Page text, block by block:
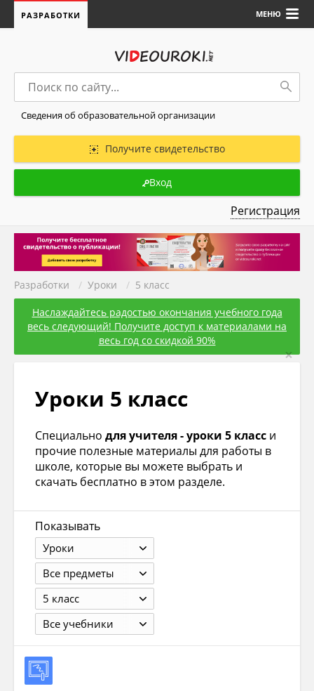
МЕНЮ
РАЗРАБОТКИ
Сведения об образовательной организации
Получите свидетельство
Вход
Регистрация
Разработки / Уроки / 5 класс
Наслаждайтесь радостью окончания учебного года
весь следующий! Получите доступ к материалами на
весь год со скидкой 90%
×
Уроки 5 класс
Специально для учителя - уроки 5 класс и
прочие полезные материалы для работы в
школе, которые вы можете выбрать и
скачать бесплатно в этом разделе.
Показывать
Уроки
Все предметы
5 класс
Все учебники